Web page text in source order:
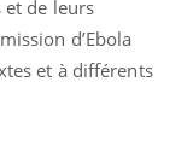
et de leurs
d’Ebola
et à différents